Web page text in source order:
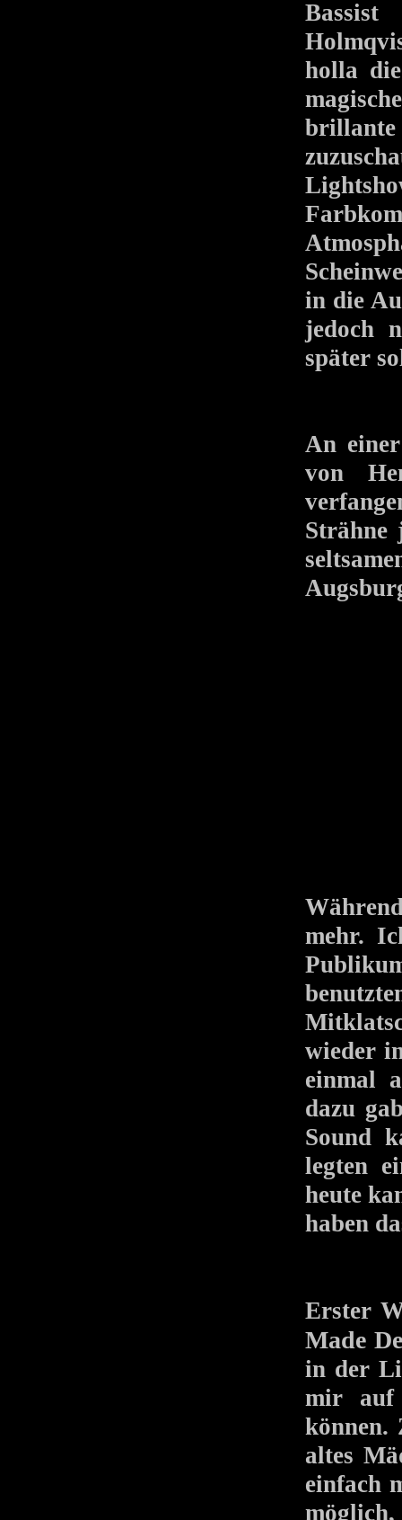
holla
in die
jedoch
später
An
von
Strähne
mehr.
wieder
einmal
dazu
Sound
legten
heute
haben
Erster
Made
in der
mir auf
können.
altes
einfach